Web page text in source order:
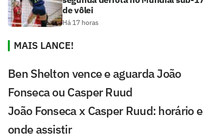
de vôlei
Há 17 horas
MAIS LANCE!
Ben Shelton vence e aguarda João
Fonseca ou Casper Ruud
João Fonseca x Casper Ruud: horário e
onde assistir